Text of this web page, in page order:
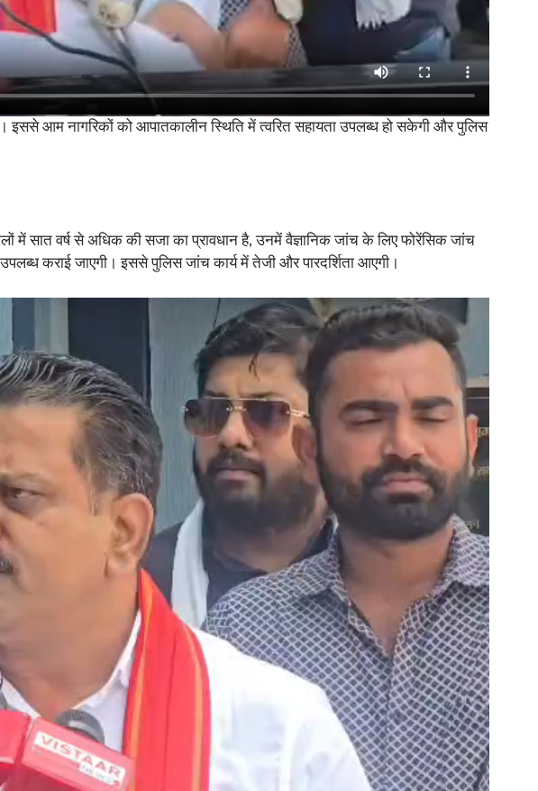
इससे आम नागरिकों को आपातकालीन स्थिति में त्वरित सहायता उपलब्ध हो सकेगी और पुलिस
में सात वर्ष से अधिक की सजा का प्रावधान है, उनमें वैज्ञानिक जांच के लिए फोरेंसिक जांच
कराई जाएगी। इससे पुलिस जांच कार्य में तेजी और पारदर्शिता आएगी।